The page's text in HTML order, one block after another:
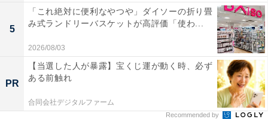
5
「これ絶対に便利なやつや」ダイソーの折り畳
み式ランドリーバスケットが高評価「使わ...
2026/08/03
PR
【当選した人が暴露】宝くじ運が動く時、必ず
ある前触れ
合同会社デジタルファーム
Recommended by